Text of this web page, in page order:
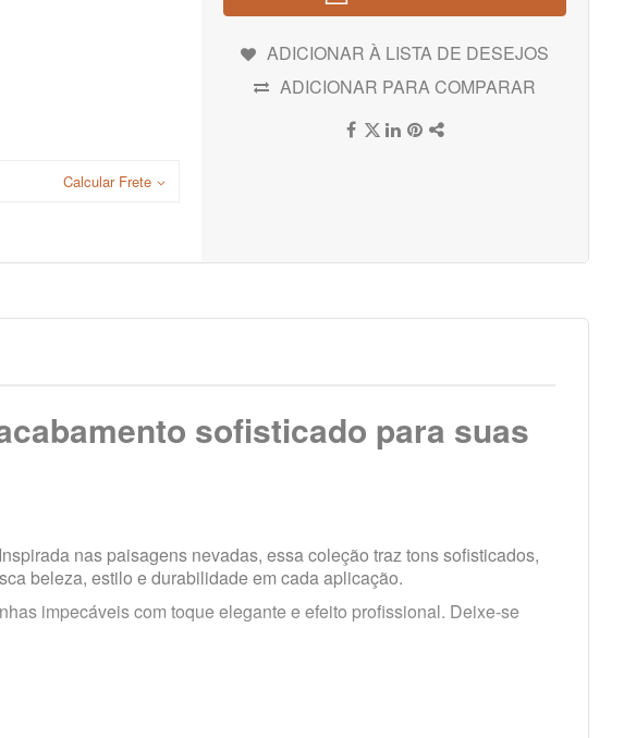
Calcular Frete
ADICIONAR À LISTA DE DESEJOS
ADICIONAR PARA COMPARAR
sofisticado para suas
nas paisagens nevadas, essa coleção traz tons sofisticados,
beleza, estilo e durabilidade em cada aplicação.
impecáveis com toque elegante e efeito profissional. Deixe-se